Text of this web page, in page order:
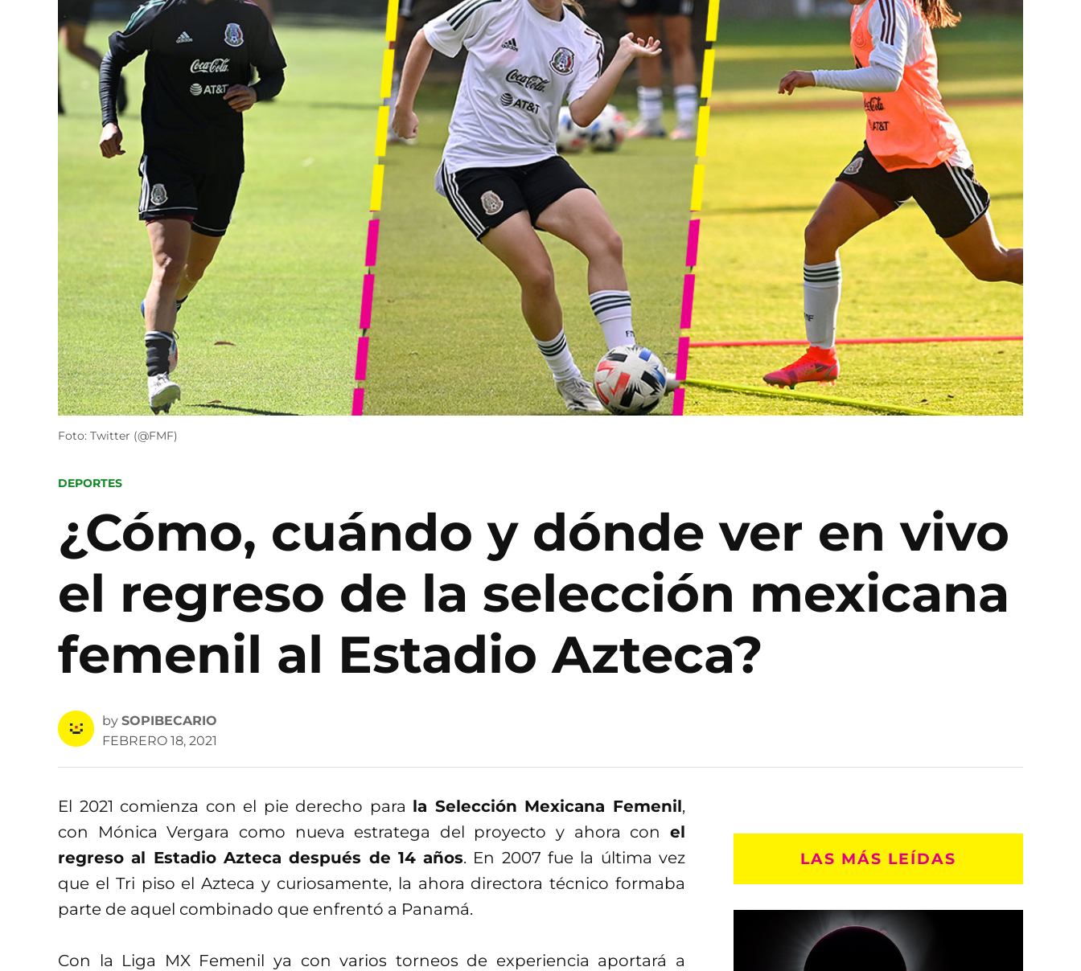
Foto: Twitter (@FMF)
POSTED
DEPORTES
¿Cómo, cuándo y dónde ver en vivo
el regreso de la selección mexicana
femenil al Estadio Azteca?
by SOPIBECARIO
FEBRERO 18, 2021
El 2021 comienza con el pie derecho para la Selección Mexicana Femenil,
con Mónica Vergara como nueva estratega del proyecto y ahora con el
regreso al Estadio Azteca después de 14 años. En 2007 fue la última vez
que el Tri piso el Azteca y curiosamente, la ahora directora técnico formaba
parte de aquel combinado que enfrentó a Panamá.
Con la Liga MX Femenil ya con varios torneos de experiencia aportará a
LAS MÁS LEÍDAS